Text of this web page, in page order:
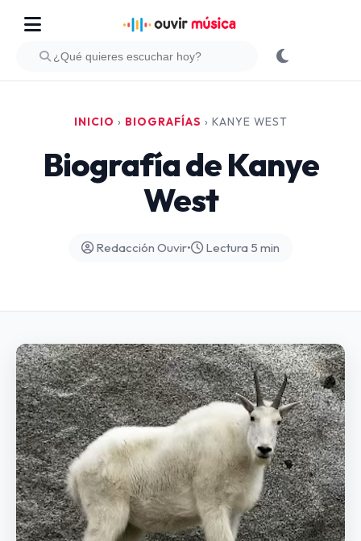
INICIO › BIOGRAFÍAS › KANYE WEST
Biografía de Kanye
West
Redacción Ouvir• Lectura 5 min